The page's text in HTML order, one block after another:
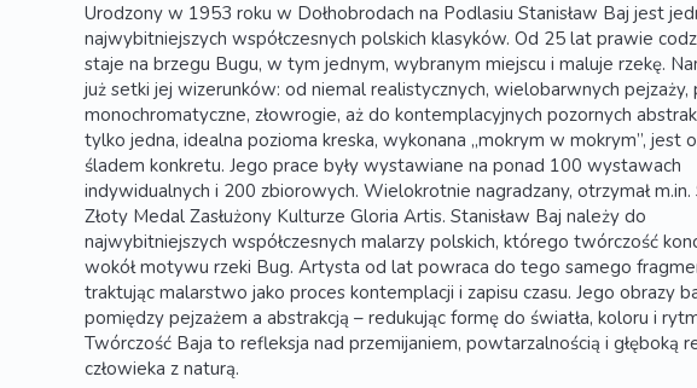
Urodzony w 1953 roku w Dołhobrodach na Podlasiu Stanisław Baj jest
najwybitniejszych współczesnych polskich klasyków. Od 25 lat prawie
staje na brzegu Bugu, w tym jednym, wybranym miejscu i maluje rzekę.
już setki jej wizerunków: od niemal realistycznych, wielobarwnych pejzaży,
monochromatyczne, złowrogie, aż do kontemplacyjnych pozornych
tylko jedna, idealna pozioma kreska, wykonana „mokrym w mokrym”, jest
śladem konkretu. Jego prace były wystawiane na ponad 100 wystawach
indywidualnych i 200 zbiorowych. Wielokrotnie nagradzany, otrzymał m.in.
Złoty Medal Zasłużony Kulturze Gloria Artis. Stanisław Baj należy do
najwybitniejszych współczesnych malarzy polskich, którego twórczość
wokół motywu rzeki Bug. Artysta od lat powraca do tego samego
traktując malarstwo jako proces kontemplacji i zapisu czasu. Jego obrazy
pomiędzy pejzażem a abstrakcją – redukując formę do światła, koloru i
Twórczość Baja to refleksja nad przemijaniem, powtarzalnością i głęboką
człowieka z naturą.